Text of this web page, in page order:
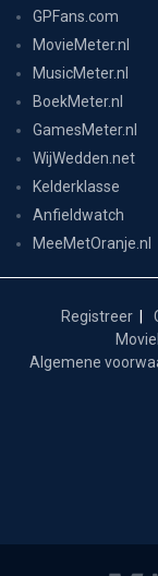
GPFans.com
MovieMeter.nl
MusicMeter.nl
BoekMeter.nl
GamesMeter.nl
WijWedden.net
Kelderklasse
Anfieldwatch
MeeMetOranje.nl
Registreer
Algemene